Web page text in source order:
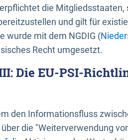
die Mitgliedsstaaten,
und gilt für
wurde mit dem NGDIG (
Recht umgesetzt.
Die EU-PSI-
den Informationsfluss
die "Weiterverwendung